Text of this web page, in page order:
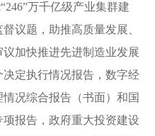
万千亿级产业集群建
议题，助推高质量发展、
加快推进先进制造业发展
定执行情况报告，数字经
况综合报告（书面）和国
报告，政府重大投资建设